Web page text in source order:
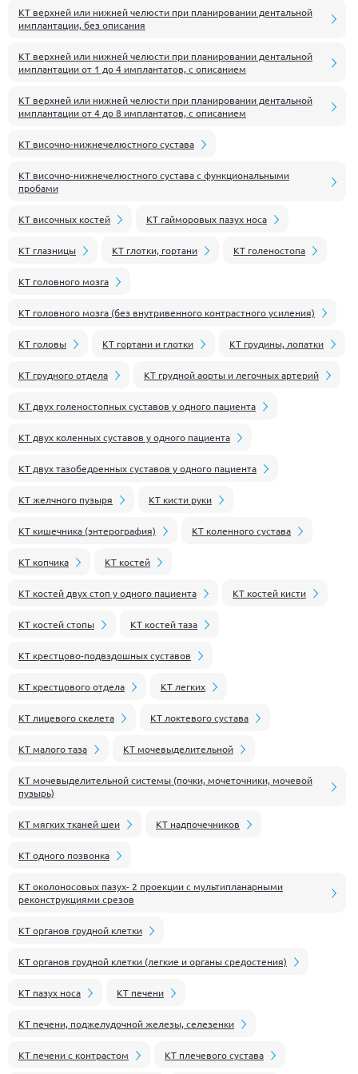
КТ верхней или нижней челюсти при планировании дентальной
имплантации, без описания
КТ верхней или нижней челюсти при планировании дентальной
имплантации от 1 до 4 имплантатов, с описанием
КТ верхней или нижней челюсти при планировании дентальной
имплантации от 4 до 8 имплантатов, с описанием
КТ височно-нижнечелюстного сустава
КТ височно-нижнечелюстного сустава с функциональными
пробами
КТ височных костей КТ гайморовых пазух носа
КТ глазницы КТ глотки, гортани КТ голеностопа
КТ головного мозга
КТ головного мозга (без внутривенного контрастного усиления)
КТ головы КТ гортани и глотки КТ грудины, лопатки
КТ грудного отдела КТ грудной аорты и легочных артерий
КТ двух голеностопных суставов у одного пациента
КТ двух коленных суставов у одного пациента
КТ двух тазобедренных суставов у одного пациента
КТ желчного пузыря КТ кисти руки
КТ кишечника (энтерография) КТ коленного сустава
КТ копчика КТ костей
КТ костей двух стоп у одного пациента КТ костей кисти
КТ костей стопы КТ костей таза
КТ крестцово-подвздошных суставов
КТ крестцового отдела КТ легких
КТ лицевого скелета КТ локтевого сустава
КТ малого таза КТ мочевыделительной
КТ мочевыделительной системы (почки, мочеточники, мочевой
пузырь)
КТ мягких тканей шеи КТ надпочечников
КТ одного позвонка
КТ околоносовых пазух- 2 проекции с мультипланарными
реконструкциями срезов
КТ органов грудной клетки
КТ органов грудной клетки (легкие и органы средостения)
КТ пазух носа КТ печени
КТ печени, поджелудочной железы, селезенки
КТ печени с контрастом КТ плечевого сустава